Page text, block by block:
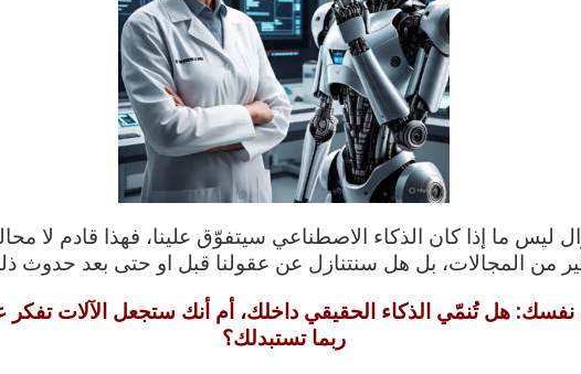
ليس ما إذا كان الذكاء الاصطناعي سيتفوّق علينا، فهذا قادم لا
من المجالات، بل هل سنتنازل عن عقولنا قبل او حتى بعد حدوث
نفسك: هل تُنمّي الذكاء الحقيقي داخلك، أم أنك ستجعل الآلات تفكر
ربما تستبدلك؟